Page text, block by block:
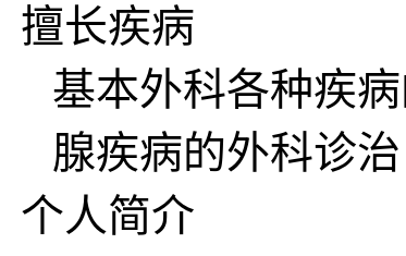
擅长疾病
基本外科各种疾
腺疾病的外科诊治
个人简介